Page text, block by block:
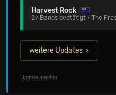
Harvest Rock
27 Bands bestätigt • The
weitere Updates
Update melden